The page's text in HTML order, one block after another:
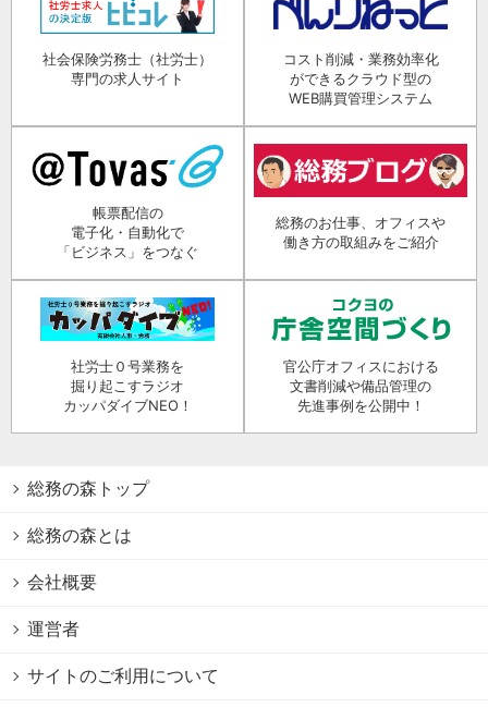
社会保険労務士（社労士）
専門の求人サイト
コスト削減・業務効率化
ができるクラウド型の
WEB購買管理システム
帳票配信の
電子化・自動化で
「ビジネス」をつなぐ
総務のお仕事、オフィスや
働き方の取組みをご紹介
社労士０号業務を
掘り起こすラジオ
カッパダイブNEO！
官公庁オフィスにおける
文書削減や備品管理の
先進事例を公開中！
総務の森トップ
総務の森とは
会社概要
運営者
サイトのご利用について